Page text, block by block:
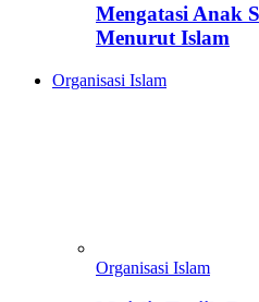
Mengatasi Anak
Menurut Islam
Organisasi Islam
Organisasi Islam